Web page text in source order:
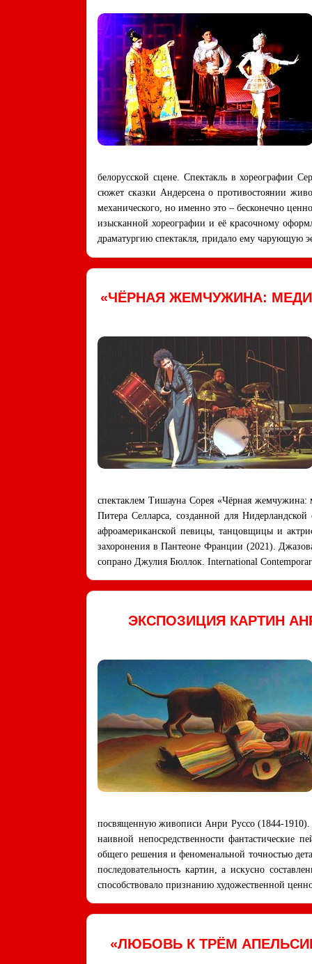
белорусской сцене. Спектакль в хореографии
сюжет сказки Андерсена о противостоянии
механического, но именно это – бесконечно
изысканной хореографии и её красочному
драматургию спектакля, придало ему чарующую
«ЧЁРНАЯ ЖЕМЧУЖИНА:
спектаклем Тишауна Сорея «Чёрная жемчужина:
Питера Селларса, созданной для
афроамериканской певицы, танцовщицы и
захоронения в Пантеоне Франции (2021).
сопрано Джулия Бюллок. International
ЭКСПОЗИЦИЯ КАРТИН
посвященную живописи Анри Руссо (1844-
наивной непосредственности фантастические
общего решения и феноменальной точностью
последовательность картин, а искусно
способствовало признанию художественной
«ЛЮБОВЬ К ТРЁМ